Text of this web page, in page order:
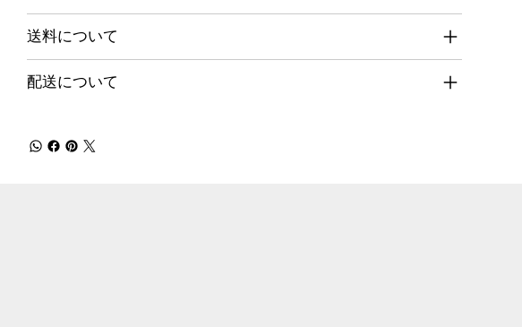
送料について
配送について